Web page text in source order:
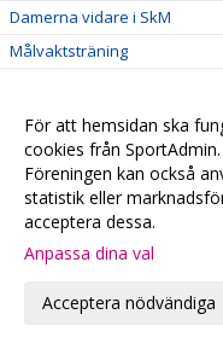
Damerna vidare i SkM
Målvaktsträning
0 poäng...
FRI ENTRÉ
Ta med kastarmen på lördag!
Musikhjälpen - Malmö FBCs
VI HAR EN VÄRLDSMÄSTARE
Målvaktsträning 1
För att hemsidan ska
cookies från
Föreningen kan också
statistik eller
acceptera dessa.
Anpassa dina val
Acceptera nödvändiga